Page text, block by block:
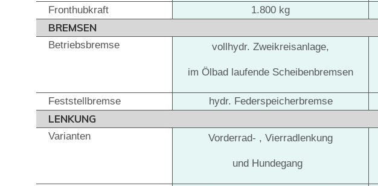
Fronthubkraft
1.800 kg
BREMSEN
Betriebsbremse vollhydr. Zweikreisanlage,
im Ölbad laufende Scheibenbremsen
Feststellbremse hydr. Federspeicherbremse
LENKUNG
Varianten Vorderrad- , Vierradlenkung
und Hundegang